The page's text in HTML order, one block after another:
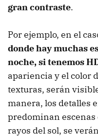
gran contraste.
Por ejemplo, en el
donde hay muchas
noche, si tenemos
apariencia y el color
texturas, serán
manera, los detalles
predominan escenas
rayos del sol, se